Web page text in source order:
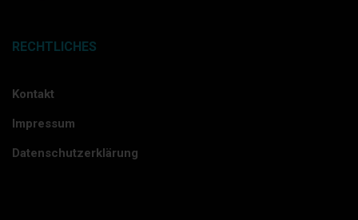
RECHTLICHES
Kontakt
Impressum
Datenschutzerklärung